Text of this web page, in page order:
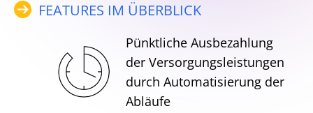
FEATURES IM ÜBERBLICK
Pünktliche Ausbezahlung
der Versorgungsleistungen
durch Automatisierung der
Abläufe